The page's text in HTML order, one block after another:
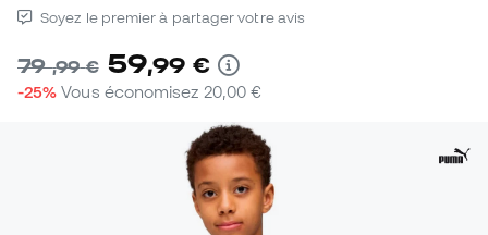
Soyez le premier à partager votre avis
79,99 € 59,99 €
-25% Vous économisez 20,00 €